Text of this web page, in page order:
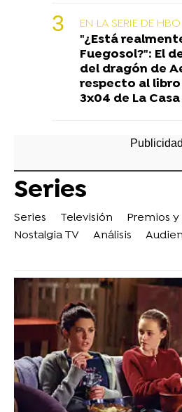
EN LA SERIE DE HBO
"¿Está
Fuegosol?": El
del dragón de
respecto al
3x04 de La
Series
Series Televisión Premios y
Nostalgia TV
Análisis